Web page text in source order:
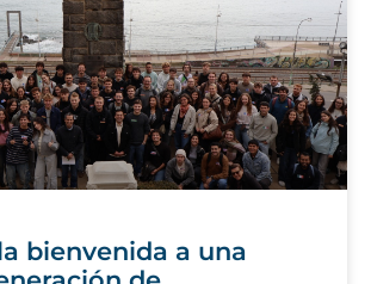
bienvenida a una